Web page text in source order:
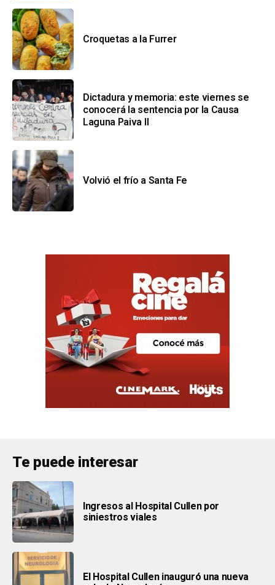
Croquetas a la Furrer
Dictadura y memoria: este viernes se
conocerá la sentencia por la Causa
Laguna Paiva II
Volvió el frío a Santa Fe
Te puede interesar
Ingresos al Hospital Cullen por
siniestros viales
El Hospital Cullen inauguró una nueva